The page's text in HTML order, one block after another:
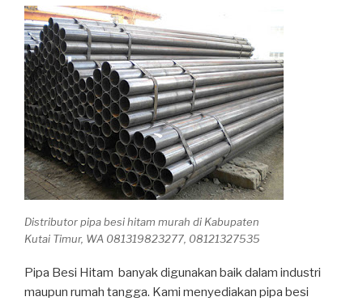
Distributor pipa besi hitam murah di Kabupaten
Kutai Timur, WA 081319823277, 08121327535
Pipa Besi Hitam banyak digunakan baik dalam industri
maupun rumah tangga. Kami menyediakan pipa besi